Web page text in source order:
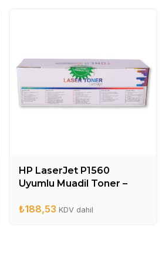
HP LaserJet P1560
Uyumlu Muadil Toner –
₺188,53 KDV dahil